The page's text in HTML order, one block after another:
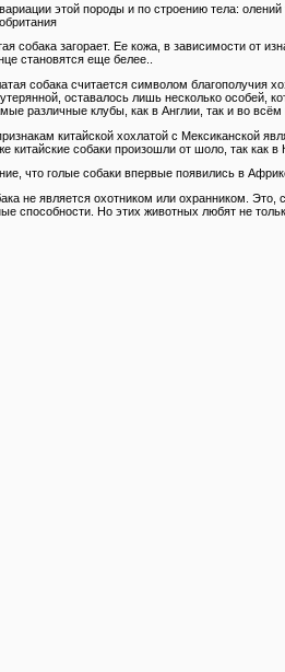
этой породы и по строению тела:
собака загорает. Ее кожа, в зависимости от
становятся еще белее..
собака считается символом благополучия
оставалось лишь несколько особей,
различные клубы, как в Англии, так и во
китайской хохлатой с Мексиканской
китайские собаки произошли от шоло, так как
что голые собаки впервые появились в
не является охотником или охранником.
способности. Но этих животных любят не